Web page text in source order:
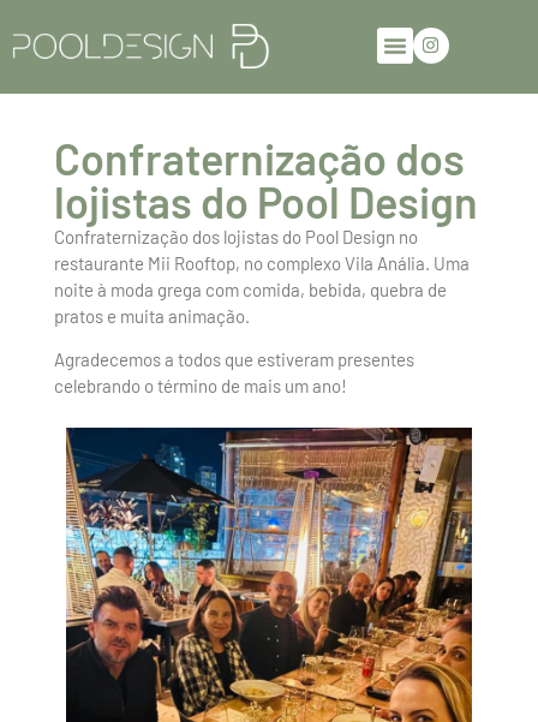
Confraternização dos
lojistas do Pool Design
Confraternização dos lojistas do Pool Design no
restaurante Mii Rooftop, no complexo Vila Anália. Uma
noite à moda grega com comida, bebida, quebra de
pratos e muita animação.
Agradecemos a todos que estiveram presentes
celebrando o término de mais um ano!